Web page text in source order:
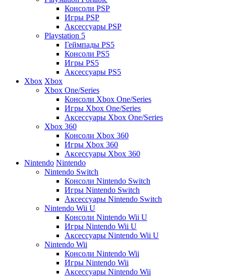
Консоли PSP
Игры PSP
Аксессуары PSP
Playstation 5
Геймпады PS5
Консоли PS5
Игры PS5
Аксессуары PS5
Xbox Xbox
Xbox One/Series
Консоли Xbox One/Series
Игры Xbox One/Series
Аксессуары Xbox One/Series
Xbox 360
Консоли Xbox 360
Игры Xbox 360
Аксессуары Xbox 360
Nintendo Nintendo
Nintendo Switch
Консоли Nintendo Switch
Игры Nintendo Switch
Аксессуары Nintendo Switch
Nintendo Wii U
Консоли Nintendo Wii U
Игры Nintendo Wii U
Аксессуары Nintendo Wii U
Nintendo Wii
Консоли Nintendo Wii
Игры Nintendo Wii
Аксессуары Nintendo Wii